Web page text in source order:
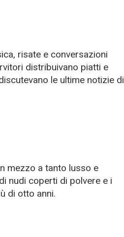
risate e conversazioni
distribuivano piatti e
le ultime notizie di
mezzo a tanto lusso e
nudi coperti di polvere e i
di otto anni.